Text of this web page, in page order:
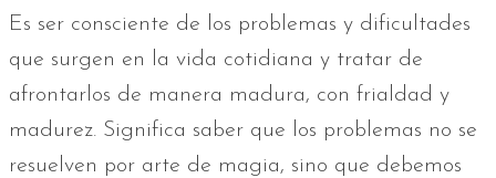
Es ser consciente de los problemas y dificultades
que surgen en la vida cotidiana y tratar de
afrontarlos de manera madura, con frialdad y
madurez. Significa saber que los problemas no se
resuelven por arte de magia, sino que debemos